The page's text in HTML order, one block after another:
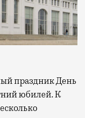
юбилей. К